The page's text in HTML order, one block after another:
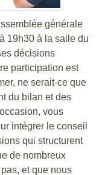
générale
19h30 à la salle du
décisions
participation est
ne serait-ce que
du bilan et des
vous
intégrer le conseil
qui structurent
de nombreux
et que nous